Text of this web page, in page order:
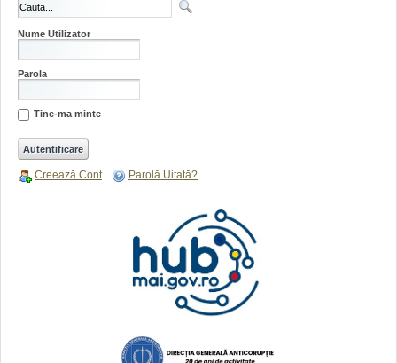
Nume Utilizator
Parola
Tine-ma minte
Creează Cont Parolă Uitată?